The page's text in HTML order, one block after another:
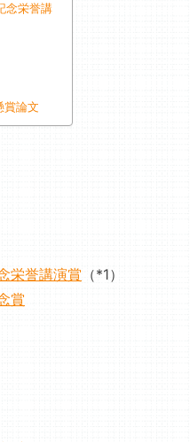
念栄誉講
賞論文
栄誉講演賞 （*1）
賞